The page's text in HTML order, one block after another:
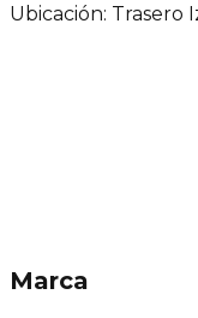
Ubicación: Trasero
Marca